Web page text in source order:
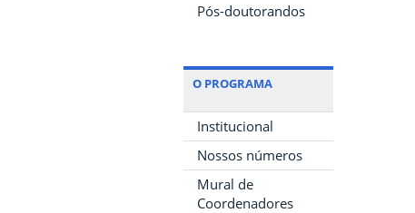
Pós-doutorandos
O PROGRAMA
Institucional
Nossos números
Mural de
Coordenadores